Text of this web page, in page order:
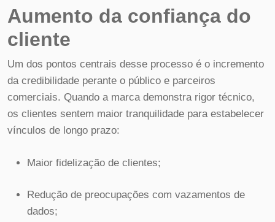
Aumento da confiança do
cliente
Um dos pontos centrais desse processo é o incremento
da credibilidade perante o público e parceiros
comerciais. Quando a marca demonstra rigor técnico,
os clientes sentem maior tranquilidade para estabelecer
vínculos de longo prazo:
Maior fidelização de clientes;
Redução de preocupações com vazamentos de
dados;